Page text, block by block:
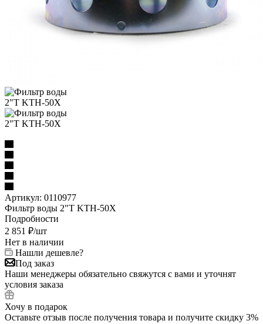
Артикул: 0110977
Фильтр воды 2"T KTH-50X
Подробности
2 851 ₽/шт
Нет в наличии
Нашли дешевле?
Под заказ
Наши менеджеры обязательно свяжутся с вами и уточнят
условия заказа
Хочу в подарок
Оставьте отзыв после получения товара и получите скидку 3%